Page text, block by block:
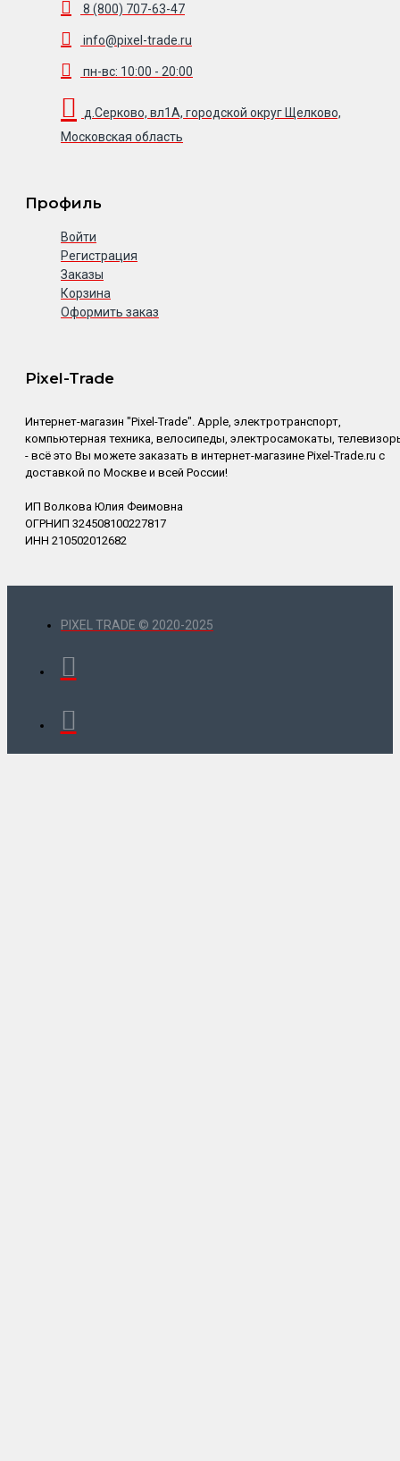
8 (800) 707-63-47
info@pixel-trade.ru
пн-вс: 10:00 - 20:00
д.Серково, вл1А, городской округ Щелково,
Московская область
Профиль
Войти
Регистрация
Заказы
Корзина
Оформить заказ
Pixel-Trade
Интернет-магазин "Pixel-Trade". Apple, электротранспорт,
компьютерная техника, велосипеды, электросамокаты,
- всё это Вы можете заказать в интернет-магазине Pixel-Trade.ru с
доставкой по Москве и всей России!
ИП Волкова Юлия Феимовна
ОГРНИП 324508100227817
ИНН 210502012682
PIXEL TRADE © 2020-2025